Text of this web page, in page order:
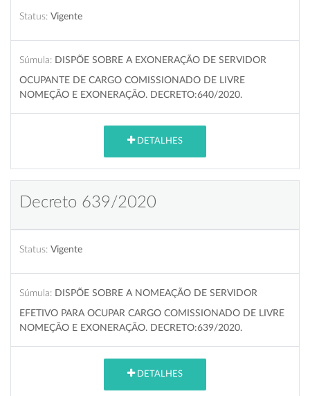
Status: Vigente
Súmula: DISPÕE SOBRE A EXONERAÇÃO DE SERVIDOR
OCUPANTE DE CARGO COMISSIONADO DE LIVRE
NOMEÇÃO E EXONERAÇÃO. DECRETO:640/2020.
DETALHES
Decreto 639/2020
Status: Vigente
Súmula: DISPÕE SOBRE A NOMEAÇÃO DE SERVIDOR
EFETIVO PARA OCUPAR CARGO COMISSIONADO DE LIVRE
NOMEÇÃO E EXONERAÇÃO. DECRETO:639/2020.
DETALHES